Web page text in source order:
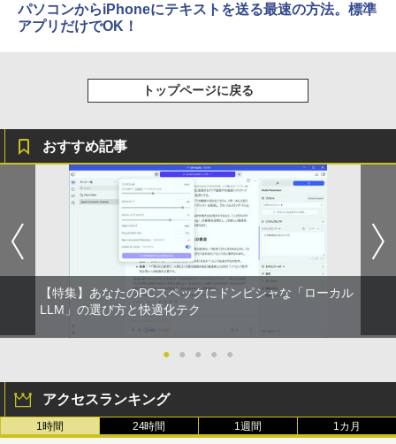
パソコンからiPhoneにテキストを送る最速の方法。標準
アプリだけでOK！
トップページに戻る
おすすめ記事
【特集】あなたのPCスペックにドンピシャな「ローカル
LLM」の選び方と快適化テク
● ● ● ● ●
アクセスランキング
1時間 24時間 1週間 1カ月